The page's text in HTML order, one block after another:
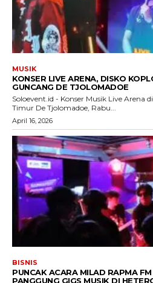
MUSIK
KONSER LIVE ARENA, DISKO
GUNCANG DE TJOLOMADOE
Soloevent.id - Konser Musik Live Arena
Timur De Tjolomadoe, Rabu...
April 16, 2026
BISNIS
PUNCAK ACARA MILAD RAPMA
PANGGUNG GIGS MUSIK DI